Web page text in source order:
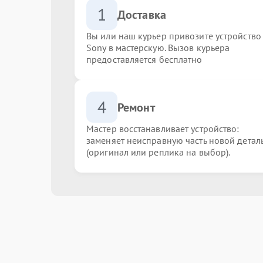
1 Доставка
Вы или наш курьер привозите устройство
Sony в мастерскую. Вызов курьера
предоставляется бесплатно
4 Ремонт
Мастер восстанавливает устройство:
заменяет неисправную часть новой
(оригинал или реплика на выбор).